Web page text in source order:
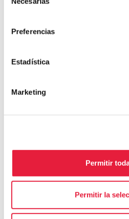
Preferencias
Estadística
Marketing
Permitir
Permitir la
Sigue en las